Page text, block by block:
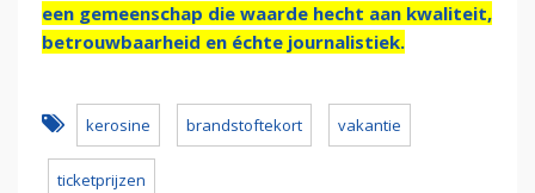
een gemeenschap die waarde hecht aan kwaliteit,
betrouwbaarheid en échte journalistiek.
kerosine brandstoftekort vakantie
ticketprijzen